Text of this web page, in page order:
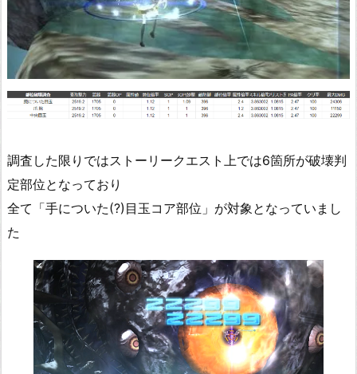
調査した限りではストーリークエスト上では6箇所が破壊判
定部位となっており
全て「手についた(?)目玉コア部位」が対象となっていまし
た